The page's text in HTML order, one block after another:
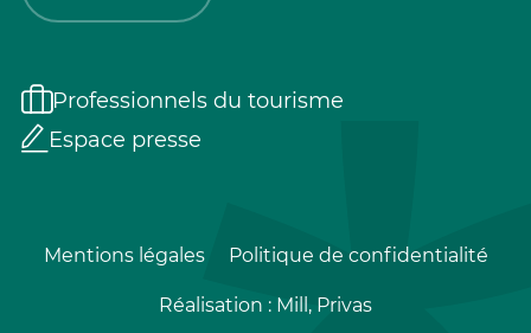
Professionnels du tourisme
Espace presse
Mentions légales Politique de confidentialité
Réalisation : Mill, Privas